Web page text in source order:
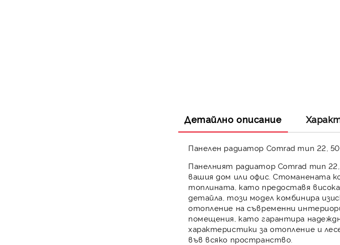
Детайлно описание
Панелен радиатор Comrad тип 22,
Панелният радиатор Comrad тип
вашия дом или офис. Стоманената
топлината, като предоставя
детайла, този модел комбинира
отопление на съвременни
помещения, като гарантира
характеристики за отопление и
във всяко пространство.